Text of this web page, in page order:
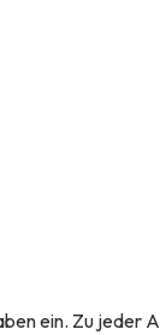
ein. Zu jeder